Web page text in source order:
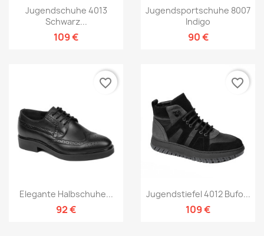
Jugendschuhe 4013
Schwarz...
109 €
Jugendsportschuhe 8007
Indigo
90 €
Elegante Halbschuhe...
92 €
favorite_border
Jugendstiefel 4012 Bufo...
109 €
favorite_border